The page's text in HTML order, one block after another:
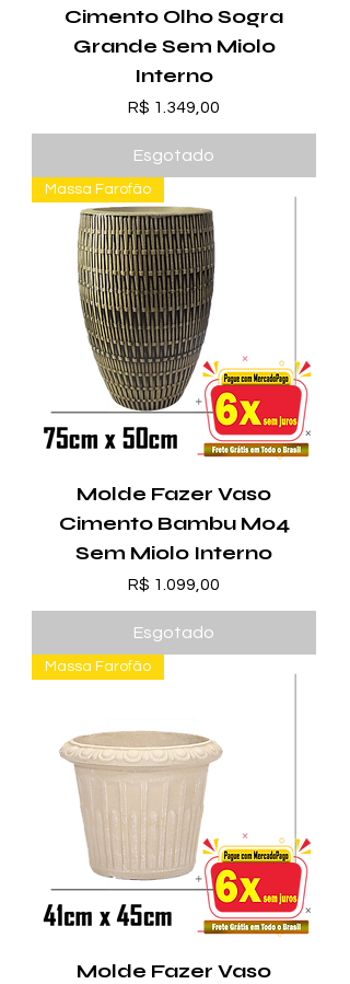
Cimento Olho Sogra
Grande Sem Miolo
Interno
Preço
R$ 1.349,00
Esgotado
Massa Farofão
Molde Fazer Vaso
Cimento Bambu M04
Sem Miolo Interno
Preço
R$ 1.099,00
Esgotado
Massa Farofão
Molde Fazer Vaso